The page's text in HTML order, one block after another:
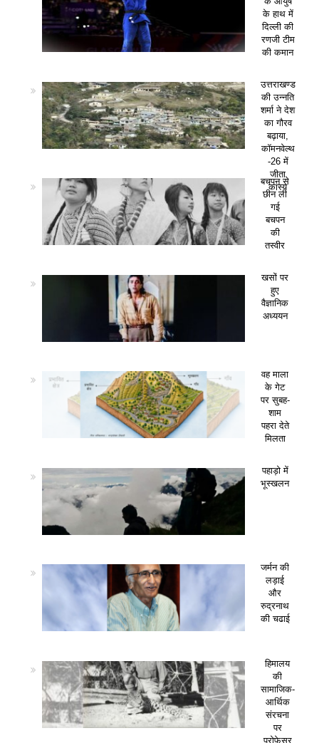
के हाथ में
दिल्ली की
रणजी टीम
की कमान
उत्तराखण्ड
की उन्नति
शर्मा ने देश
का गौरव
बढ़ाया,
कॉमनवेल्थ
-26 में
जीता
कांस्य
बचपन से
छीन ली
गई
बचपन
की
तस्वीर
खसों पर
हुए
वैज्ञानिक
अध्ययन
वह माला
के गेट
पर सुबह-
शाम
पहरा देते
मिलता
पहाड़ो में
भूस्खलन
जर्मन की
लड़ाई
और
रुद्रनाथ
की चढाई
हिमालय
की
सामाजिक-
आर्थिक
संरचना
पर
प्रोफेसर